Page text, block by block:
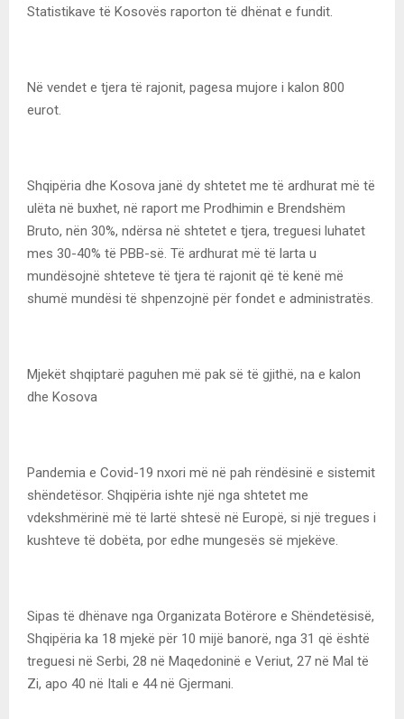
Statistikave të Kosovës raporton të dhënat e fundit.
Në vendet e tjera të rajonit, pagesa mujore i kalon 800
eurot.
Shqipëria dhe Kosova janë dy shtetet me të ardhurat më të
ulëta në buxhet, në raport me Prodhimin e Brendshëm
Bruto, nën 30%, ndërsa në shtetet e tjera, treguesi luhatet
mes 30-40% të PBB-së. Të ardhurat më të larta u
mundësojnë shteteve të tjera të rajonit që të kenë më
shumë mundësi të shpenzojnë për fondet e administratës.
Mjekët shqiptarë paguhen më pak së të gjithë, na e kalon
dhe Kosova
Pandemia e Covid-19 nxori më në pah rëndësinë e sistemit
shëndetësor. Shqipëria ishte një nga shtetet me
vdekshmërinë më të lartë shtesë në Europë, si një tregues i
kushteve të dobëta, por edhe mungesës së mjekëve.
Sipas të dhënave nga Organizata Botërore e Shëndetësisë,
Shqipëria ka 18 mjekë për 10 mijë banorë, nga 31 që është
treguesi në Serbi, 28 në Maqedoninë e Veriut, 27 në Mal të
Zi, apo 40 në Itali e 44 në Gjermani.